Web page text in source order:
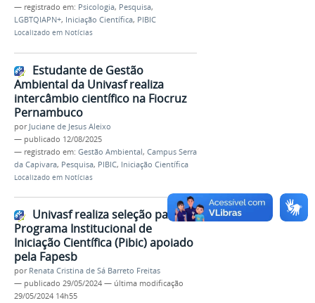
— registrado em: Psicologia, Pesquisa,
LGBTQIAPN+, Iniciação Científica, PIBIC
Localizado em Notícias
Estudante de Gestão
Ambiental da Univasf realiza
intercâmbio científico na Fiocruz
Pernambuco
por Juciane de Jesus Aleixo
— publicado 12/08/2025
— registrado em: Gestão Ambiental, Campus Serra
da Capivara, Pesquisa, PIBIC, Iniciação Científica
Localizado em Notícias
Univasf realiza seleção para
Programa Institucional de
Iniciação Científica (Pibic) apoiado
pela Fapesb
por Renata Cristina de Sá Barreto Freitas
— publicado 29/05/2024 — última modificação
29/05/2024 14h55